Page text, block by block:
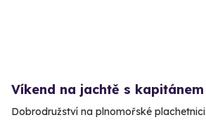
Víkend na jachtě s kapitánem
Dobrodružství na plnomořské plachetnici